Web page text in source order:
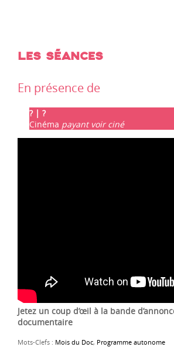
LES SÉANCES
En présence de
? | ?
Cinéma payant voir ciné
Jetez un coup d’œil à la bande
documentaire
Mots-Clefs : Mois du Doc, Programme autonome